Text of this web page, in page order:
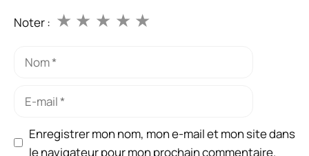
Noter : ★
★
★
★
★
Nom
Enregistrer mon nom, mon e-mail et mon site dans
le navigateur pour mon prochain commentaire.